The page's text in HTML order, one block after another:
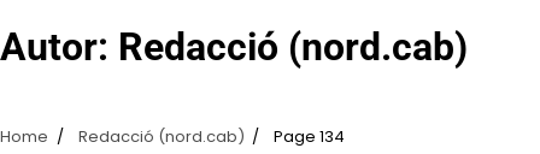
Autor: Redacció (nord.cab)
Home Redacció (nord.cab) Page 134